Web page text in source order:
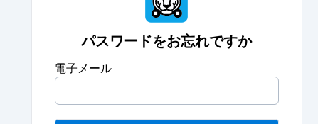
パスワードをお忘れですか
電子メール